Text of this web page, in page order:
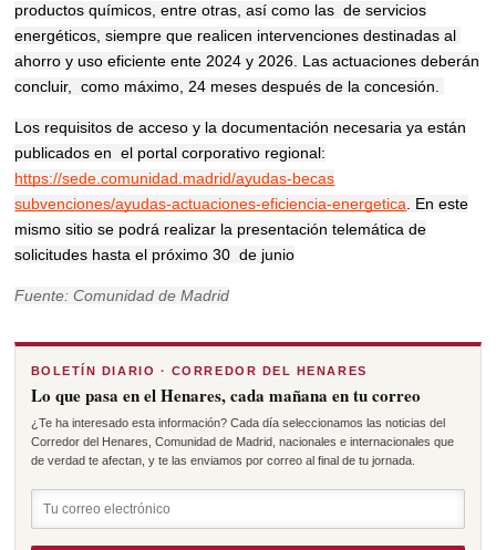
productos químicos, entre otras, así como las de servicios
energéticos, siempre que realicen intervenciones destinadas al
ahorro y uso eficiente ente 2024 y 2026. Las actuaciones deberán
concluir, como máximo, 24 meses después de la concesión.
Los requisitos de acceso y la documentación necesaria ya están
publicados en el portal corporativo regional:
https://sede.comunidad.madrid/ayudas-becas
subvenciones/ayudas-actuaciones-eficiencia-energetica . En este
mismo sitiose podrá realizar la presentación telemática de
solicitudes hasta el próximo 30 de junio
Fuente: Comunidad de Madrid
BOLETÍN DIARIO · CORREDOR DEL HENARES
Lo que pasa en el Henares, cada mañana en tu correo
¿Te ha interesado esta información? Cada día seleccionamos las noticias del
Corredor del Henares, Comunidad de Madrid, nacionales e internacionales que
de verdad te afectan, y te las enviamos por correo al final de tu jornada.